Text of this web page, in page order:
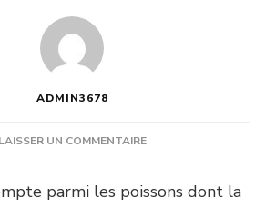
ADMIN3678
LAISSER UN COMMENTAIRESUR
LE
parmi les poissons dont la